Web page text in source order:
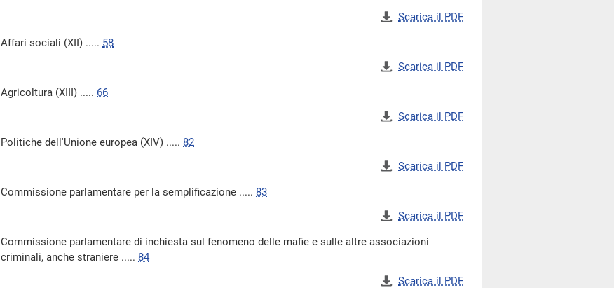
Scarica il PDF
Affari sociali (XII) ..... 58
Scarica il PDF
Agricoltura (XIII) ..... 66
Scarica il PDF
Politiche dell'Unione europea (XIV) ..... 82
Scarica il PDF
Commissione parlamentare per la semplificazione ..... 83
Scarica il PDF
Commissione parlamentare di inchiesta sul fenomeno delle mafie e sulle altre associazioni
criminali, anche straniere ..... 84
Scarica il PDF